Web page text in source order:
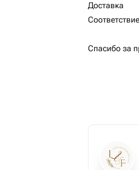
Доставка
Соответствие
Спасибо за